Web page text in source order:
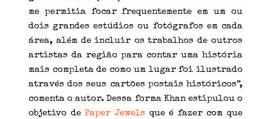
me permitia focar frequentemente em um ou
dois grandes estúdios ou fotógrafos em cada
área, além de incluir os trabalhos de outros
artistas da região para contar uma história
mais completa de como um lugar foi ilustrado
através dos seus cartões postais históricos”,
comenta o autor. Dessa forma Khan estipulou o
objetivo de Paper Jewels que é fazer com que